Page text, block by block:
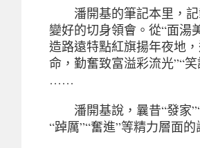
潘開基的筆記本里，記
變好的切身領會。從“面湯
造路遠特點紅旗揚年夜地
命，勤奮致富溢彩流光”“
……
潘開基說，曩昔“發家”“
“踔厲”“奮進”等精力層面